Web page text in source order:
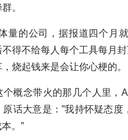
。
量的公司，据报道四个月
得不给每人每个工具每月
烧起钱来是会让你心梗的。
个概念带火的那几个人里，
原话大意是：”我持怀疑态度
。”